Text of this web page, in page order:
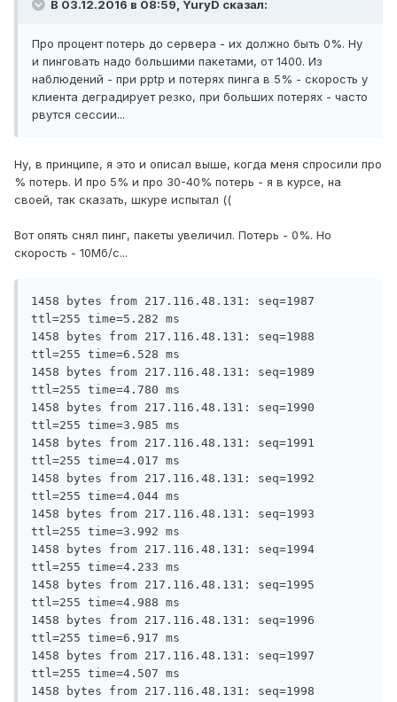
В 03.12.2016 в 08:59, YuryD сказал:
Про процент потерь до сервера - их должно быть 0%. Ну
и пинговать надо большими пакетами, от 1400. Из
наблюдений - при pptp и потерях пинга в 5% - скорость у
клиента деградирует резко, при больших потерях - часто
рвутся сессии...
Ну, в принципе, я это и описал выше, когда меня спросили про
% потерь. И про 5% и про 30-40% потерь - я в курсе, на
своей, так сказать, шкуре испытал ((
Вот опять снял пинг, пакеты увеличил. Потерь - 0%. Но
скорость - 10Мб/с...
1458 bytes from 217.116.48.131: seq=1987
ttl=255 time=5.282 ms
1458 bytes from 217.116.48.131: seq=1988
ttl=255 time=6.528 ms
1458 bytes from 217.116.48.131: seq=1989
ttl=255 time=4.780 ms
1458 bytes from 217.116.48.131: seq=1990
ttl=255 time=3.985 ms
1458 bytes from 217.116.48.131: seq=1991
ttl=255 time=4.017 ms
1458 bytes from 217.116.48.131: seq=1992
ttl=255 time=4.044 ms
1458 bytes from 217.116.48.131: seq=1993
ttl=255 time=3.992 ms
1458 bytes from 217.116.48.131: seq=1994
ttl=255 time=4.233 ms
1458 bytes from 217.116.48.131: seq=1995
ttl=255 time=4.988 ms
1458 bytes from 217.116.48.131: seq=1996
ttl=255 time=6.917 ms
1458 bytes from 217.116.48.131: seq=1997
ttl=255 time=4.507 ms
1458 bytes from 217.116.48.131: seq=1998